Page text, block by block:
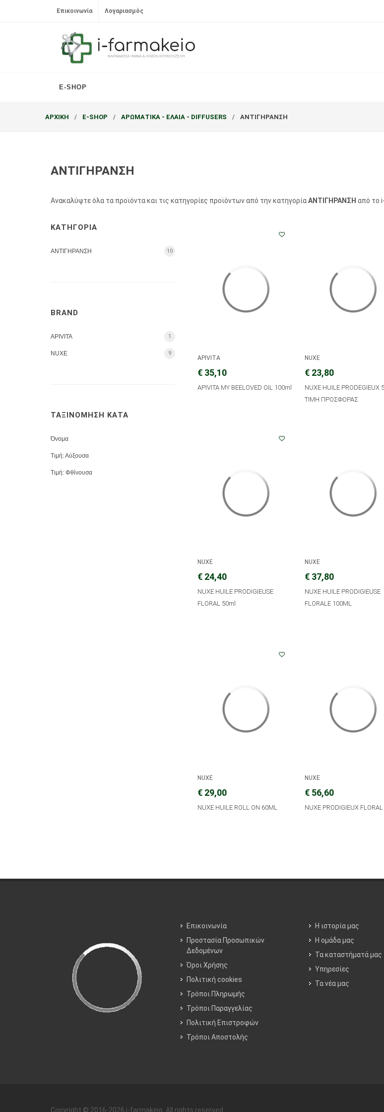
Επικοινωνία Λογαριασμός
E-SHOP
ΑΡΧΙΚΗ E-SHOP ΑΡΩΜΑΤΙΚΑ - ΕΛΑΙΑ - DIFFUSERS ΑΝΤΙΓΗΡΑΝΣΗ
ΑΝΤΙΓΗΡΑΝΣΗ
Ανακαλύψτε όλα τα προϊόντα και τις κατηγορίες προϊόντων από την κατηγορίαΑΝΤΙΓΗΡΑΝΣΗ από το
ΚΑΤΗΓΟΡΙΑ
ΑΝΤΙΓΗΡΑΝΣΗ 10
BRAND
APIVITA 1
NUXE 9
ΤΑΞΙΝΟΜΗΣΗ ΚΑΤΑ
Όνομα
Τιμή: Αύξουσα
Τιμή: Φθίνουσα
APIVITA
€ 35,10
APIVITA MY BEELOVED OIL 100ml
NUXE
€ 23,80
NUXE HUILE PRODEGIEUX
TIMH ΠΡΟΣΦΟΡΑΣ
NUXE
€ 24,40
NUXE HUILE PRODIGIEUSE
FLORAL 50ml
NUXE
€ 37,80
NUXE HUILE PRODIGIEUSE
FLORALE 100ML
NUXE
€ 29,00
NUXE HUILE ROLL ON 60ML
NUXE
€ 56,60
NUXE PRODIGIEUX FLORAL
Επικοινωνία
Προστασία Προσωπικών
Δεδομένων
Όροι Χρήσης
Πολιτική cookies
Τρόποι Πληρωμής
Τρόποι Παραγγελίας
Πολιτική Επιστροφών
Τρόποι Aποστολής
Η ιστορία μας
Η ομάδα μας
Τα καταστήματά μας
Υπηρεσίες
Τα νέα μας
Copyright © 2016-2026 i-farmakeio. All rights reserved.